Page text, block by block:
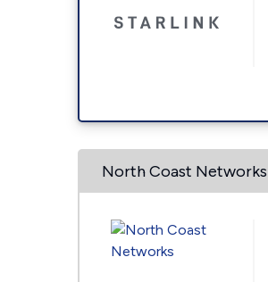
North Coast Networks